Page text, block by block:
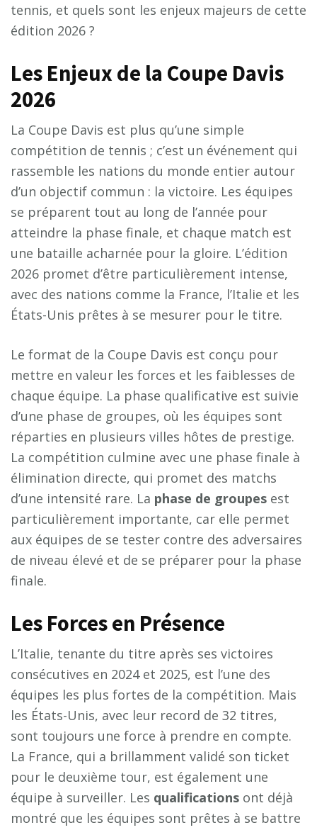
tennis, et quels sont les enjeux majeurs de cette
édition 2026 ?
Les Enjeux de la Coupe Davis
2026
La Coupe Davis est plus qu’une simple
compétition de tennis ; c’est un événement qui
rassemble les nations du monde entier autour
d’un objectif commun : la victoire. Les équipes
se préparent tout au long de l’année pour
atteindre la phase finale, et chaque match est
une bataille acharnée pour la gloire. L’édition
2026 promet d’être particulièrement intense,
avec des nations comme la France, l’Italie et les
États-Unis prêtes à se mesurer pour le titre.
Le format de la Coupe Davis est conçu pour
mettre en valeur les forces et les faiblesses de
chaque équipe. La phase qualificative est suivie
d’une phase de groupes, où les équipes sont
réparties en plusieurs villes hôtes de prestige.
La compétition culmine avec une phase finale à
élimination directe, qui promet des matchs
d’une intensité rare. La phase de groupes est
particulièrement importante, car elle permet
aux équipes de se tester contre des adversaires
de niveau élevé et de se préparer pour la phase
finale.
Les Forces en Présence
L’Italie, tenante du titre après ses victoires
consécutives en 2024 et 2025, est l’une des
équipes les plus fortes de la compétition. Mais
les États-Unis, avec leur record de 32 titres,
sont toujours une force à prendre en compte.
La France, qui a brillamment validé son ticket
pour le deuxième tour, est également une
équipe à surveiller. Les qualifications ont déjà
montré que les équipes sont prêtes à se battre